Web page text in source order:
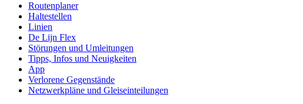
Routenplaner
Haltestellen
Linien
De Lijn Flex
Störungen und Umleitungen
Tipps, Infos und Neuigkeiten
App
Verlorene Gegenstände
Netzwerkpläne und Gleiseinteilungen